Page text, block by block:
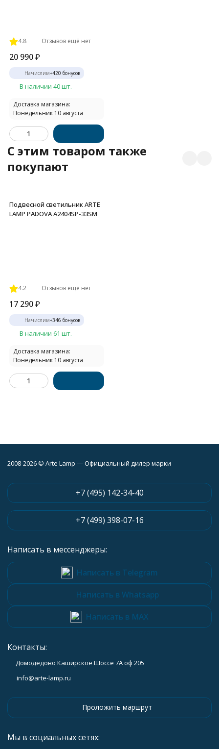
4.8 Отзывов ещё нет
20 990₽
Начислим+420 бонусов
В наличии 40 шт.
Доставка магазина:
Понедельник 10 августа
C этим товаром также
покупают
Подвесной светильник ARTE
LAMP PADOVA A2404SP-33SM
4.2 Отзывов ещё нет
17 290₽
Начислим+346 бонусов
В наличии 61 шт.
Доставка магазина:
Понедельник 10 августа
2008-2026 © Arte Lamp — Официальный дилер марки
+7 (495) 142-34-40
+7 (499) 398-07-16
Написать в мессенджеры:
Написать в Telegram
Написать в Whatsapp
Написать в MAX
Контакты:
Домодедово Каширское Шоссе 7А оф 205
info@arte-lamp.ru
Проложить маршрут
Мы в социальных сетях: